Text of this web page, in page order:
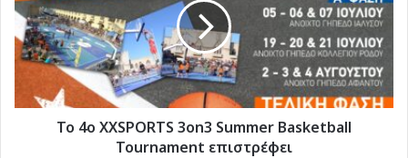
3on3
Summer
Basketball
Tournament
επιστρέφει
Το 4ο XXSPORTS 3on3 Summer Basketball
Tournament επιστρέφει